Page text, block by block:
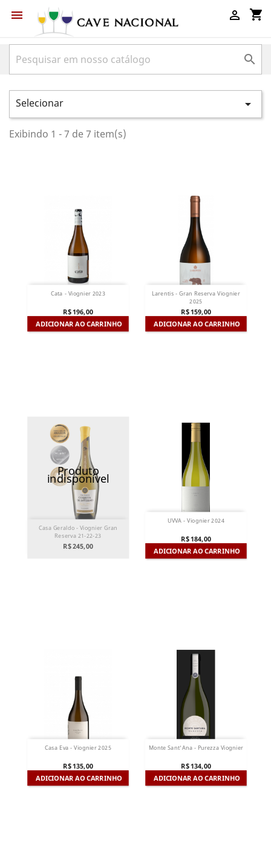
 shopping_cart


Selecionar 
Exibindo 1 - 7 de 7 item(s)
Cata - Viognier 2023
R$ 196,00
ADICIONAR AO CARRINHO
Larentis - Gran Reserva Viognier
2025
R$ 159,00
ADICIONAR AO CARRINHO
Produto
indisponível
Casa Geraldo - Viognier Gran
Reserva 21-22-23
R$ 245,00
UVVA - Viognier 2024
R$ 184,00
ADICIONAR AO CARRINHO
Casa Eva - Viognier 2025
R$ 135,00
ADICIONAR AO CARRINHO
Monte Sant'Ana - Purezza Viognier
R$ 134,00
ADICIONAR AO CARRINHO